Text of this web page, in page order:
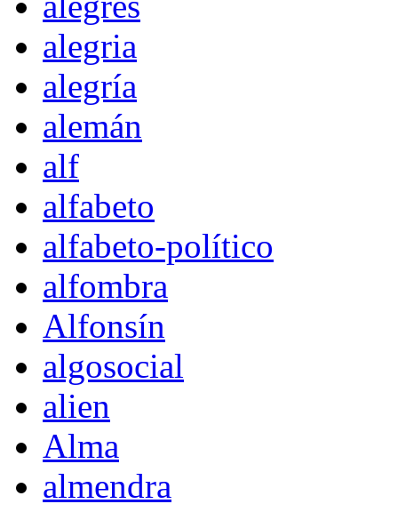
alegria
alegría
alemán
alf
alfabeto
alfabeto-político
alfombra
Alfonsín
algosocial
alien
Alma
almendra